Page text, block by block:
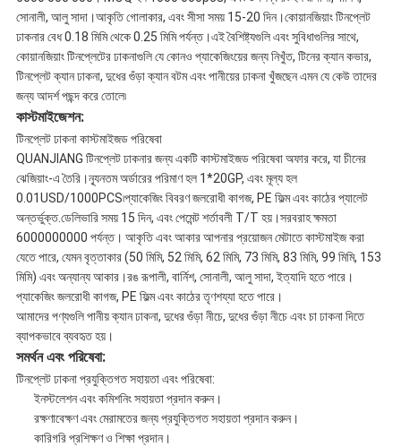
সোনালী, আলু সাদা।আকৃতি গোলাকার, এবং সীসা সময় 15-20 দিন।কোয়ানজিয়াং টিনপ্লেট
ঢাকনার বেধ 0.18 মিমি থেকে 0.25 মিমি পর্যন্ত।এই বৈশিষ্ট্যগুলি এবং সুবিধাগুলির সাথে,
কোয়ানজিয়াং টিনপ্লেটের ঢাকনাগুলি যে কোনও প্যাকেজিংয়ের জন্য নিখুঁত, টিনের ক্যান কভার,
টিনপ্লেট ক্যান ঢাকনা, দুধের গুঁড়া ক্যান বটম এবং পানীয়ের ঢাকনা খুঁজছেন এমন যে কেউ তাদের
জন্য আদর্শ পছন্দ করে তোলে৷
কাস্টমাইজেশন:
টিনপ্লেট ঢাকনা কাস্টমাইজড পরিষেবা
QUANJIANG টিনপ্লেট ঢাকনার জন্য একটি কাস্টমাইজড পরিষেবা অফার করে, যা চীনের
ঝেজিয়াং-এ তৈরি।ন্যূনতম অর্ডারের পরিমাণ হল 1*20GP, এবং মূল্য হল
0.01USD/1000PCS৷প্যাকেজিং বিবরণ জলরোধী কাগজ, PE ফিল্ম এবং কাঠের প্যালেট
অন্তর্ভুক্ত.ডেলিভারি সময় 15 দিন, এবং পেমেন্ট শর্তাবলী T/T হয়।সরবরাহ ক্ষমতা
6000000000 পর্যন্ত। আকৃতি এবং আকার আপনার প্রয়োজন মেটাতে কাস্টমাইজ করা
যেতে পারে, যেমন বৃত্তাকার (50 মিমি, 52 মিমি, 62 মিমি, 73 মিমি, 83 মিমি, 99 মিমি, 153
মিমি) এবং অন্যান্য আকার।রঙ রূপালী, বার্নিশ, সোনালী, আলু সাদা, ইত্যাদি হতে পারে।
প্যাকেজিং জলরোধী কাগজ, PE ফিল্ম এবং কাঠের তৃণশয্যা হতে পারে।
আমাদের পণ্যগুলি পানীয় ক্যান ঢাকনা, দুধের গুঁড়া নীচে, দুধের গুঁড়া নীচে এবং চা ঢাকনা দিতে
ব্যাপকভাবে ব্যবহৃত হয়।
সমর্থন এবং পরিষেবা:
টিনপ্লেট ঢাকনা প্রযুক্তিগত সহায়তা এবং পরিষেবা:
ইনস্টলেশন এবং কমিশনিং সহায়তা প্রদান করুন।
রক্ষণাবেক্ষণ এবং মেরামতের জন্য প্রযুক্তিগত সহায়তা প্রদান করুন।
কারিগরি প্রশিক্ষণ ও শিক্ষা প্রদান।